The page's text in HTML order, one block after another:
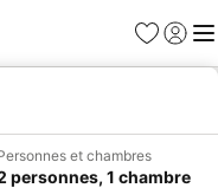
Favoris
Se
et chambres
personnes, 1 chambre